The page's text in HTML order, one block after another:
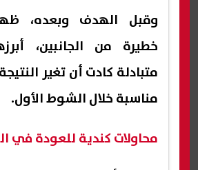
وقبل الهدف وبعده،
خطيرة من الجانبين،
متبادلة كادت أن تغير
مناسبة خلال الشوط الأول.
محاولات كندية للعودة في